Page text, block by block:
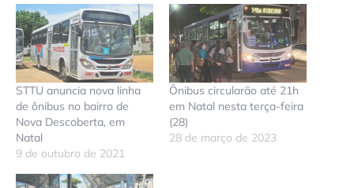
STTU anuncia nova linha
de ônibus no bairro de
Nova Descoberta, em
Natal
9 de outubro de 2021
Ônibus circularão até 21h
em Natal nesta terça-feira
(28)
28 de março de 2023